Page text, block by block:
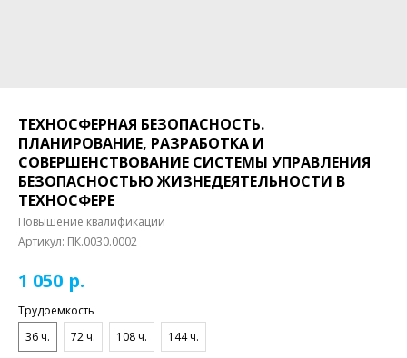
ТЕХНОСФЕРНАЯ БЕЗОПАСНОСТЬ.
ПЛАНИРОВАНИЕ, РАЗРАБОТКА И
СОВЕРШЕНСТВОВАНИЕ СИСТЕМЫ УПРАВЛЕНИЯ
БЕЗОПАСНОСТЬЮ ЖИЗНЕДЕЯТЕЛЬНОСТИ В
ТЕХНОСФЕРЕ
Повышение квалификации
Артикул: ПК.0030.0002
1 050 р.
Трудоемкость
36 ч.
72 ч. 108 ч. 144 ч.